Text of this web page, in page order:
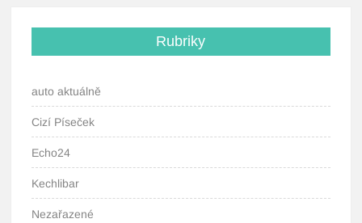
Rubriky
auto aktuálně
Cizí Píseček
Echo24
Kechlibar
Nezařazené